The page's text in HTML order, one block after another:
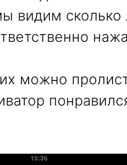
видим
можно